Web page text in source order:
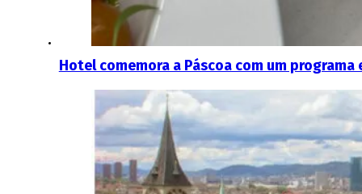
Hotel comemora a Páscoa com um